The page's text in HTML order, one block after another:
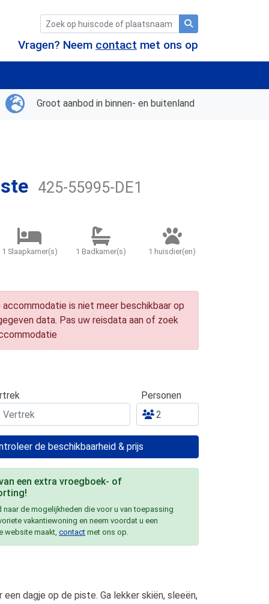
Vragen? Neem contact met ons op
Groot aanbod in binnen- en buitenland
425-55995-DE1
1 Slaapkamer(s) 1 Badkamer(s) 1 huisdier(en)
accommodatie is niet meer beschikbaar op
data. Pas uw reisdata aan of zoek
Personen
de beschikbaarheid & prijs
een extra vroegboek- of
naar de mogelijkheden die voor u van toepassing
vakantiewoning en neem voordat u een
website maakt, contact met ons op.
dagje op de piste. Ga lekker skiën, sleeën,